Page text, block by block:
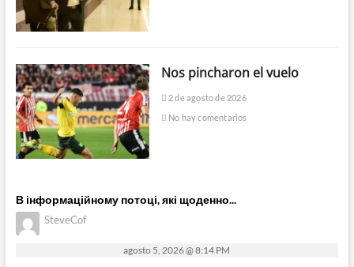
Nos pincharon el vuelo
2 de agosto de 2026
No hay comentarios
В інформаційному потоці, які щоденно...
SteveCof
agosto 5, 2026 @ 8:14 PM